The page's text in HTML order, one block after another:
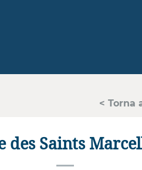
< Torna
des Saints